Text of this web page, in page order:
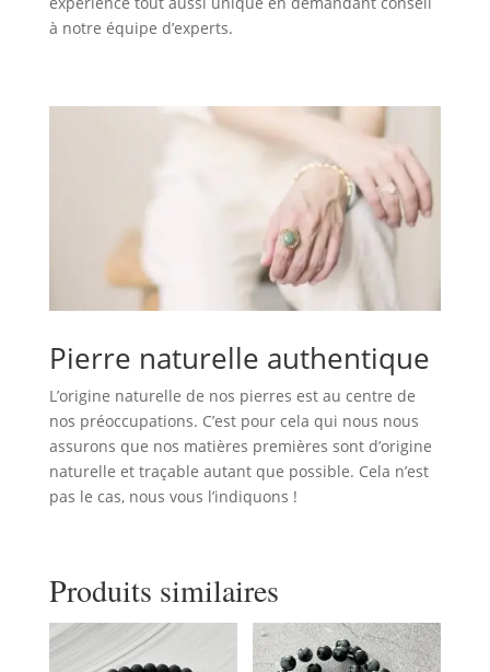
à notre équipe d’experts.
Pierre naturelle authentique
L’origine naturelle de nos pierres est au centre de
nos préoccupations. C’est pour cela qui nous nous
assurons que nos matières premières sont d’origine
naturelle et traçable autant que possible. Cela n’est
pas le cas, nous vous l’indiquons !
Produits similaires